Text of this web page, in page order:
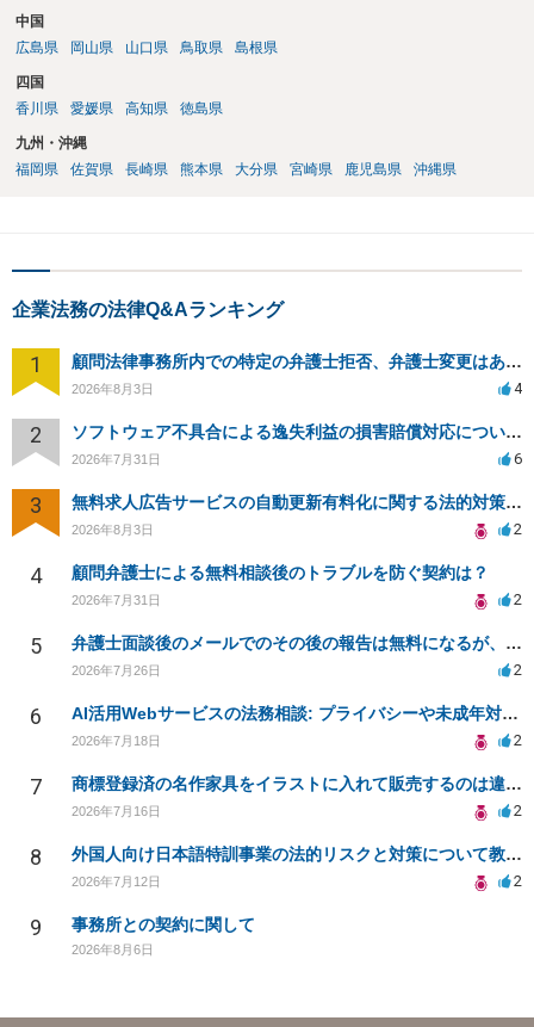
中国
広島県
岡山県 山口県 鳥取県 島根県
四国
香川県
愛媛県 高知県 徳島県
九州・沖縄
福岡県
佐賀県 長崎県 熊本県 大分県 宮崎県 鹿児島県 沖縄県
企業法務の法律Q&Aランキング
1 顧問法律事務所内での特定の弁護士拒否、弁護士変更はあり？一般論でも構いません。
2026年8月3日 4
2 ソフトウェア不具合による逸失利益の損害賠償対応について相談
2026年7月31日 6
3 無料求人広告サービスの自動更新有料化に関する法的対策は？
2026年8月3日 2
4 顧問弁護士による無料相談後のトラブルを防ぐ契約は？
2026年7月31日 2
5 弁護士面談後のメールでのその後の報告は無料になるが、弁護士として興味ありますか？
2026年7月26日 2
6 AI活用Webサービスの法務相談: プライバシーや未成年対応など
2026年7月18日 2
7 商標登録済の名作家具をイラストに入れて販売するのは違法でしょうか
2026年7月16日 2
8 外国人向け日本語特訓事業の法的リスクと対策について教えてください
2026年7月12日 2
9 事務所との契約に関して
2026年8月6日